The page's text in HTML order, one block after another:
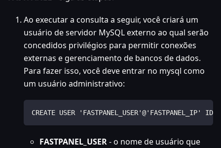
Ao executar a consulta a seguir, você criará um
usuário de servidor MySQL externo ao qual serão
concedidos privilégios para permitir conexões
externas e gerenciamento de bancos de dados.
Para fazer isso, você deve entrar no mysql como
um usuário administrativo:
CREATE USER 'FASTPANEL_USER'@'FASTPANEL_IP'
FASTPANEL_USER- o nome de usuário que